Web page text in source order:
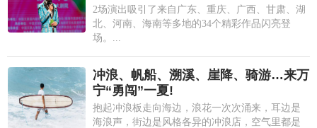
2场演出吸引了来自广东、重庆、广西、甘肃、湖
北、河南、海南等多地的34个精彩作品闪亮登
场。...
冲浪、帆船、溯溪、崖降、骑游…来万
宁“勇闯”一夏!
抱起冲浪板走向海边，浪花一次次涌来，耳边是
海浪声，街边是风格各异的冲浪店，空气里都是